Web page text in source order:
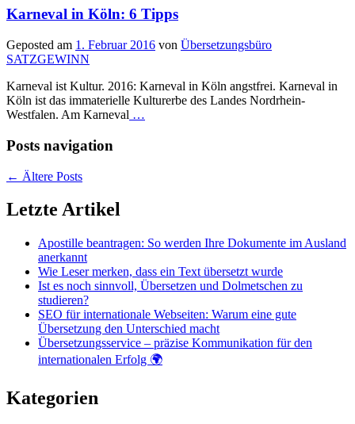
Karneval in Köln: 6 Tipps
Geposted am 1. Februar 2016 von Übersetzungsbüro
SATZGEWINN
Karneval ist Kultur. 2016: Karneval in Köln angstfrei. Karneval in
Köln ist das immaterielle Kulturerbe des Landes Nordrhein-
Westfalen. Am Karneval …
Posts navigation
← Ältere Posts
Letzte Artikel
Apostille beantragen: So werden Ihre Dokumente im Ausland
anerkannt
Wie Leser merken, dass ein Text übersetzt wurde
Ist es noch sinnvoll, Übersetzen und Dolmetschen zu
studieren?
SEO für internationale Webseiten: Warum eine gute
Übersetzung den Unterschied macht
Übersetzungsservice – präzise Kommunikation für den
internationalen Erfolg 🌍
Kategorien